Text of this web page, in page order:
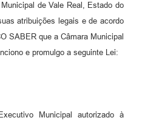
de Vale Real, Estado do
atribuições legais e de acordo
SABER que a Câmara Municipal
e promulgo a seguinte Lei:
Municipal autorizado à